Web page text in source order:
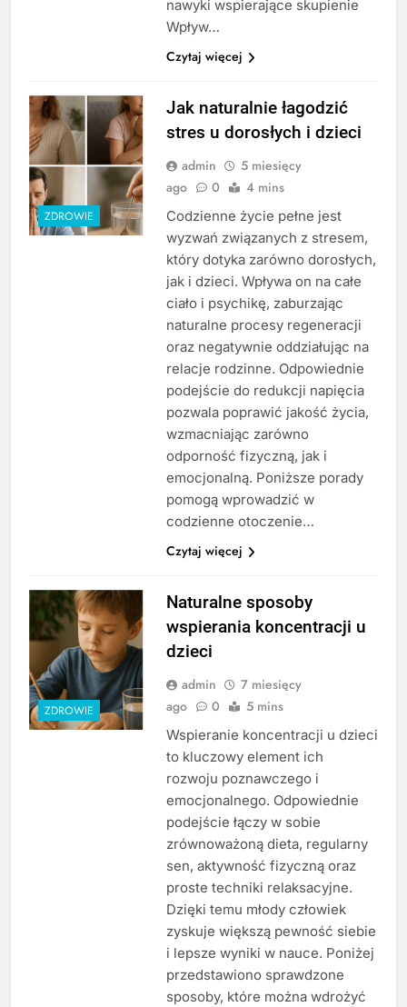
nawyki wspierające skupienie
Wpływ…
Czytaj więcej
ZDROWIE
Jak naturalnie łagodzić
stres u dorosłych i dzieci
admin
5 miesięcy
ago
0 4 mins
Codzienne życie pełne jest
wyzwań związanych z stresem,
który dotyka zarówno dorosłych,
jak i dzieci. Wpływa on na całe
ciało i psychikę, zaburzając
naturalne procesy regeneracji
oraz negatywnie oddziałując na
relacje rodzinne. Odpowiednie
podejście do redukcji napięcia
pozwala poprawić jakość życia,
wzmacniając zarówno
odporność fizyczną, jak i
emocjonalną. Poniższe porady
pomogą wprowadzić w
codzienne otoczenie…
Czytaj więcej
ZDROWIE
Naturalne sposoby
wspierania koncentracji u
dzieci
admin
7 miesięcy
ago
0 5 mins
Wspieranie koncentracji u dzieci
to kluczowy element ich
rozwoju poznawczego i
emocjonalnego. Odpowiednie
podejście łączy w sobie
zrównoważoną dieta, regularny
sen, aktywność fizyczną oraz
proste techniki relaksacyjne.
Dzięki temu młody człowiek
zyskuje większą pewność siebie
i lepsze wyniki w nauce. Poniżej
przedstawiono sprawdzone
sposoby, które można wdrożyć